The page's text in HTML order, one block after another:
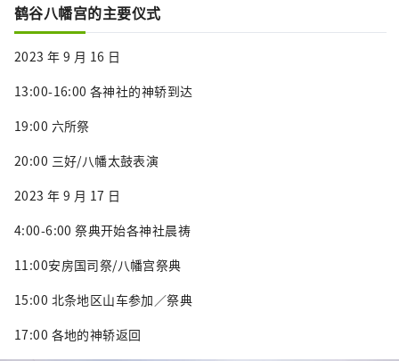
的舞台、战国时代的大名里见氏有关系的历史
遗迹。 远离城市的喧嚣，在位于千叶县南端、
距东京仅100公里的馆山度过一段悠闲自在的时
鹤谷八幡宫的主要仪式
2023 年 9 月 16 日
13:00-16:00 各神社的神轿到达
19:00 六所祭
20:00 三好/八幡太鼓表演
2023 年 9 月 17 日
4:00-6:00 祭典开始各神社晨祷
11:00安房国司祭/八幡宫祭典
15:00 北条地区山车参加／祭典
17:00 各地的神轿返回